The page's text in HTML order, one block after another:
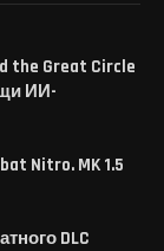
the Great Circle
ИИ-
Nitro. MK 1.5
DLC